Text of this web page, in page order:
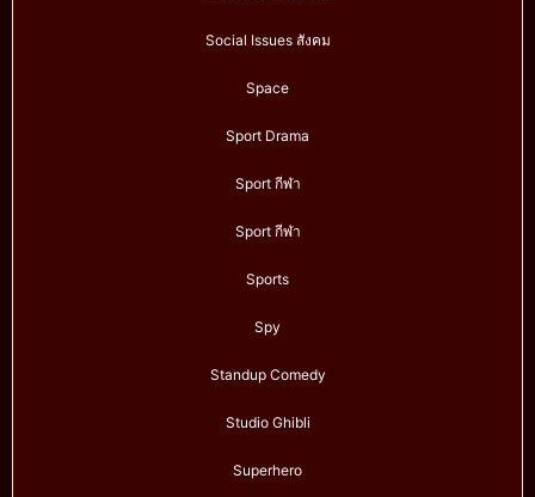
Social Issues สังคม
Space
Sport Drama
Sport กีฬา
Sport กีฬา
Sports
Spy
Standup Comedy
Studio Ghibli
Superhero